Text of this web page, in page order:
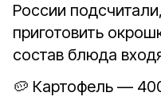
России
приготовить
состав блюда
🥔 Картофель —